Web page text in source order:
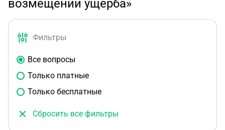
возмещении ущерба»
Фильтры
Все вопросы
Только платные
Только бесплатные
Сбросить все фильтры